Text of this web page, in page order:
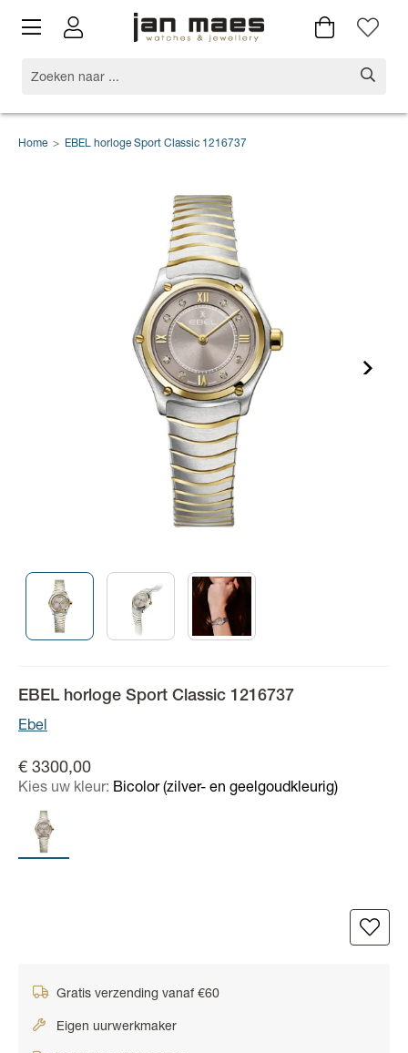
Home > EBEL horloge Sport Classic 1216737
EBEL horloge Sport Classic 1216737
Ebel
€ 3300,00
Kies uw kleur: Bicolor (zilver- en geelgoudkleurig)
Gratis verzending vanaf €60
Eigen uurwerkmaker